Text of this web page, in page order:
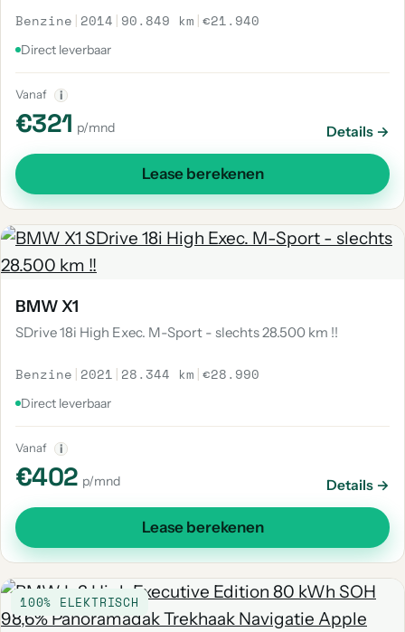
Benzine | 2014 | 90.849 km |€21.940
Direct leverbaar
Vanaf i
€321 p/mnd Details →
Lease berekenen
BMW X1
SDrive 18i High Exec. M-Sport - slechts 28.500 km !!
Benzine | 2021 | 28.344 km |€28.990
Direct leverbaar
Vanaf i
€402 p/mnd Details →
Lease berekenen
100% ELEKTRISCH